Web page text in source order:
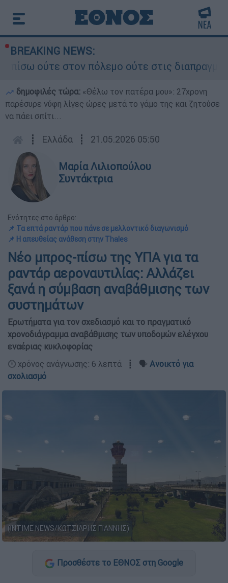
BREAKING NEWS:
στον πόλεμο ούτε στις
δημοφιλές τώρα: «Θέλω τον πατέρα μου»: 27χρονη
παρέσυρε νύφη λίγες ώρες μετά το γάμο της και ζητούσε
να πάει σπίτι...
┋ Ελλάδα ┋ 21.05.2026 05:50
Μαρία Λιλιοπούλου
Συντάκτρια
Ενότητες στο άρθρο:
📌 Τα επτά ραντάρ που πάνε σε μελλοντικό διαγωνισμό
📌 Η απευθείας ανάθεση στην Thales
Νέο μπρος-πίσω της ΥΠΑ για τα
ραντάρ αεροναυτιλίας: Αλλάζει
ξανά η σύμβαση αναβάθμισης των
συστημάτων
Ερωτήματα για τον σχεδιασμό και το πραγματικό
χρονοδιάγραμμα αναβάθμισης των υποδομών ελέγχου
εναέριας κυκλοφορίας
🕛 χρόνος ανάγνωσης: 6 λεπτά ┋ 🗣️ Ανοικτό για
σχολιασμό
(INTIME NEWS/ΚΩΤΣΙΑΡΗΣ ΓΙΑΝΝΗΣ)
Προσθέστε το ΕΘΝΟΣ στη Google